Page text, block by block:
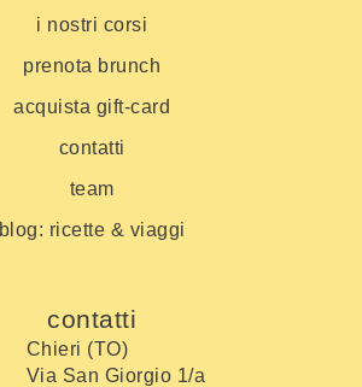
i nostri corsi
prenota brunch
acquista gift-card
contatti
team
blog: ricette & viaggi
contatti
Chieri (TO)
Via San Giorgio 1/a